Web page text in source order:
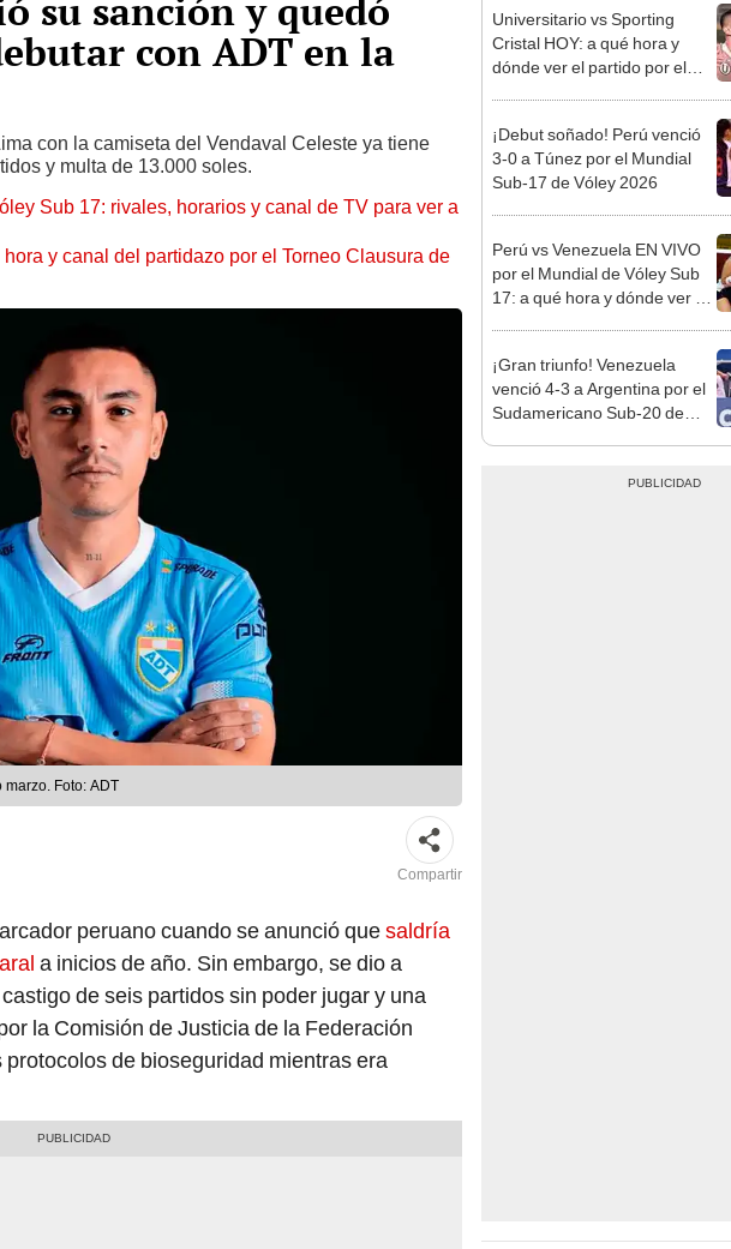
su sanción y quedó
con ADT en la
con la camiseta del Vendaval Celeste ya tiene
y multa de 13.000 soles.
Sub 17: rivales, horarios y canal de TV para ver a
y canal del partidazo por el Torneo Clausura de
Foto: ADT
Compartir
peruano cuando se anunció quesaldría
a inicios de año. Sin embargo, se dio a
de seis partidos sin poder jugar y una
la Comisión de Justicia de la Federación
de bioseguridad mientras era
Universitario vs Sporting
Cristal HOY: a qué hora y
dónde ver el partido por el
¡Debut soñado! Perú venció
3-0 a Túnez por el Mundial
Sub-17 de Vóley 2026
Perú vs Venezuela EN VIVO
por el Mundial de Vóley Sub
17: a qué hora y dónde ver el
¡Gran triunfo! Venezuela
venció 4-3 a Argentina por el
Sudamericano Sub-20 de